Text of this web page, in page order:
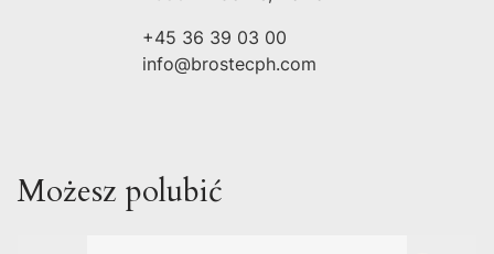
+45 36 39 03 00
info@brostecph.com
Możesz polubić